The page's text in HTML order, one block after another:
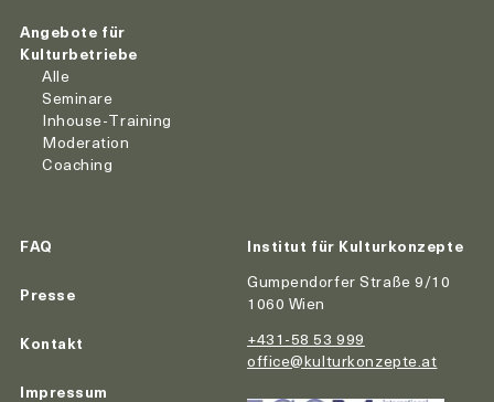
Angebote für
Kulturbetriebe
Alle
Seminare
Inhouse-Training
Moderation
Coaching
FAQ
Presse
Kontakt
Impressum
Institut für Kulturkonzepte
Gumpendorfer Straße 9/10
1060 Wien
+431-58 53 999
office@kulturkonzepte.at